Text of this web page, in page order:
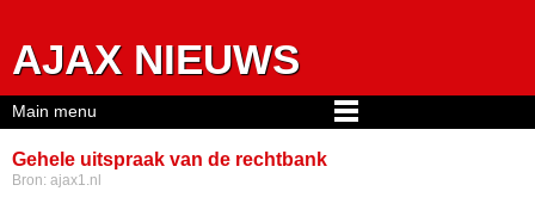
AJAX NIEUWS
Gehele uitspraak van de rechtbank
Bron: ajax1.nl
Main menu